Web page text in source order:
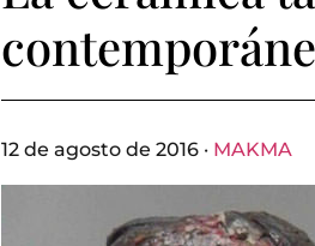
12 de agosto de 2016 · MAKMA